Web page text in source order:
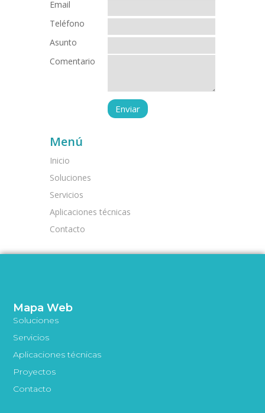
Email
Teléfono
Asunto
Comentario
Menú
Inicio
Soluciones
Servicios
Aplicaciones técnicas
Contacto
Mapa Web
Soluciones
Servicios
Aplicaciones técnicas
Proyectos
Contacto